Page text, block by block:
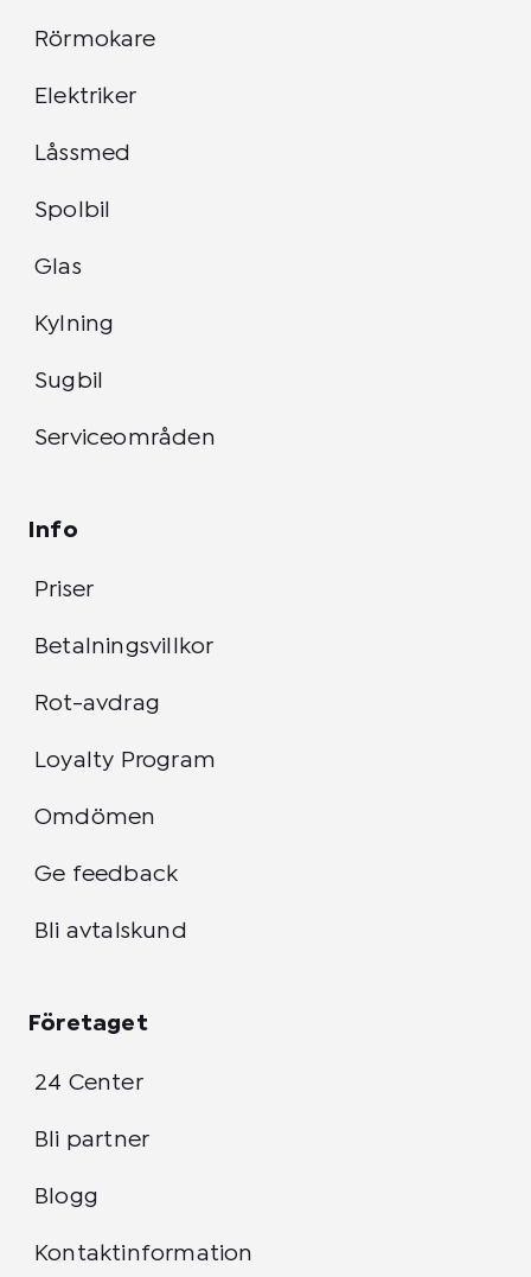
Rörmokare
Elektriker
Låssmed
Spolbil
Glas
Kylning
Sugbil
Serviceområden
Info
Priser
Betalningsvillkor
Rot-avdrag
Loyalty Program
Omdömen
Ge feedback
Bli avtalskund
Företaget
24 Center
Bli partner
Blogg
Kontaktinformation